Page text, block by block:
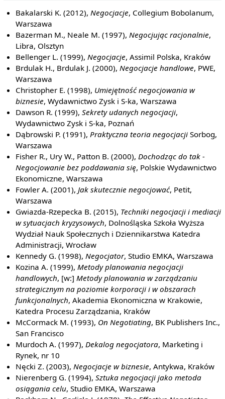
Bakalarski K. (2012), Negocjacje, Collegium Bobolanum,
Warszawa
Bazerman M., Neale M. (1997), Negocjując racjonalnie,
Libra, Olsztyn
Bellenger L. (1999), Negocjacje, Assimil Polska, Kraków
Brdulak H., Brdulak J. (2000), Negocjacje handlowe, PWE,
Warszawa
Christopher E. (1998), Umiejętność negocjowania w
biznesie, Wydawnictwo Zysk i S-ka, Warszawa
Dawson R. (1999),Sekrety udanych negocjacji,
Wydawnictwo Zysk i S-ka, Poznań
Dąbrowski P. (1991), Praktyczna teoria negocjacji Sorbog,
Warszawa
Fisher R., Ury W., Patton B. (2000), Dochodząc do tak -
Negocjowanie bez poddawania się, Polskie Wydawnictwo
Ekonomiczne, Warszawa
Fowler A. (2001), Jak skutecznie negocjować, Petit,
Warszawa
Gwiazda-Rzepecka B. (2015), Techniki negocjacji i mediacji
w sytuacjach kryzysowych, Dolnośląska Szkoła Wyższa
Wydział Nauk Społecznych i Dziennikarstwa Katedra
Administracji, Wrocław
Kennedy G. (1998), Negocjator, Studio EMKA, Warszawa
Kozina A. (1999), Metody planowania negocjacji
handlowych, [w:] Metody planowania w zarządzaniu
strategicznym na poziomie korporacji i w obszarach
funkcjonalnych, Akademia Ekonomiczna w Krakowie,
Katedra Procesu Zarządzania, Kraków
McCormack M. (1993), On Negotiating, BK Publishers Inc.,
San Francisco
Murdoch A. (1997), Dekalog negocjatora, Marketing i
Rynek, nr 10
Nęcki Z. (2003), Negocjacje w biznesie, Antykwa, Kraków
Nierenberg G. (1994),Sztuka negocjacji jako metoda
osiągania celu, Studio EMKA, Warszawa